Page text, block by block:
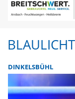
BLAULICHT
DINKELSBÜHL